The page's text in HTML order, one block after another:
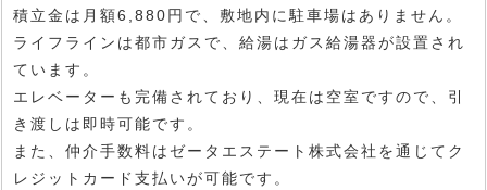
積立金は月額6,880円で、敷地内に駐車場はありません。
ライフラインは都市ガスで、給湯はガス給湯器が設置され
ています。
エレベーターも完備されており、現在は空室ですので、引
き渡しは即時可能です。
また、仲介手数料はゼータエステート株式会社を通じてク
レジットカード支払いが可能です。